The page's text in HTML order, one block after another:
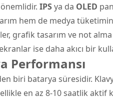
IPSya da OLED
hem de medya
grafik tasarım ve not
ise daha akıcı bir
Performansı
biri batarya süresidir.
en az 8-10 saatlik